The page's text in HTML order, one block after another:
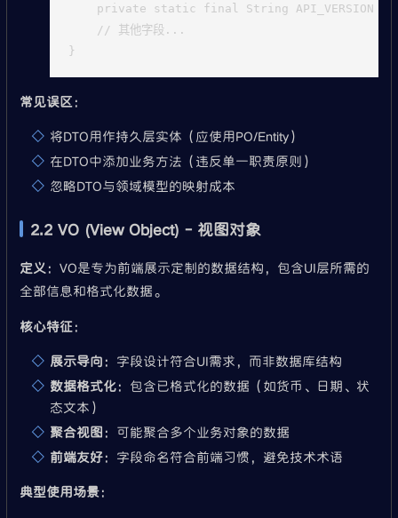
private static final String API_VERSION =
    // 其他字段...
常见误区 ：
将DTO用作持久层实体（应使用PO/Entity）
在DTO中添加业务方法（违反单一职责原则）
忽略DTO与领域模型的映射成本
2.2 VO (View Object) - 视图对象
定义 ：VO是专为前端展示定制的数据结构，包含UI层所需的
全部信息和格式化数据。
核心特征：
展示导向 ：字段设计符合UI需求，而非数据库结构
数据格式化：包含已格式化的数据（如货币、日期、状
态文本）
聚合视图 ：可能聚合多个业务对象的数据
前端友好：字段命名符合前端习惯，避免技术术语
典型使用场景：